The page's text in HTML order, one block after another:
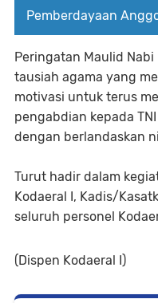
Pemberdayaan
Peringatan Maulid
tausiah agama yang
motivasi untuk terus
pengabdian kepada
dengan berlandaskan
Turut hadir dalam
Kodaeral I, Kadis/
seluruh personel
(Dispen Kodaeral I)